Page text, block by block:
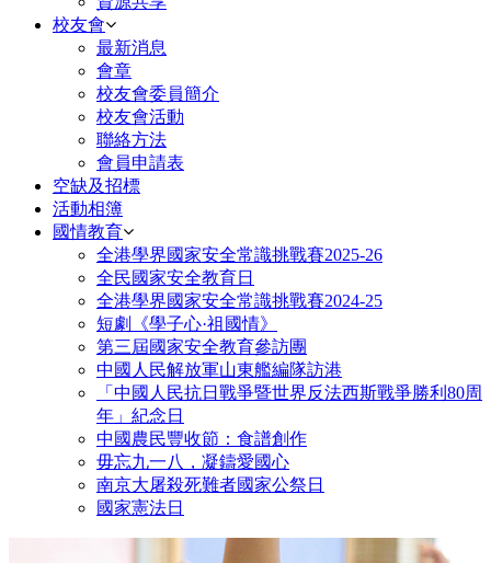
校友會
最新消息
會章
校友會委員簡介
校友會活動
聯絡方法
會員申請表
空缺及招標
活動相簿
國情教育
全港學界國家安全常識挑戰賽2025-26
全民國家安全教育日
全港學界國家安全常識挑戰賽2024-25
短劇《學子心·祖國情》
第三屆國家安全教育參訪團
中國人民解放軍山東艦編隊訪港
「中國人民抗日戰爭暨世界反法西斯戰爭勝利80周
年」紀念日
中國農民豐收節：食譜創作
毋忘九一八，凝鑄愛國心
南京大屠殺死難者國家公祭日
國家憲法日